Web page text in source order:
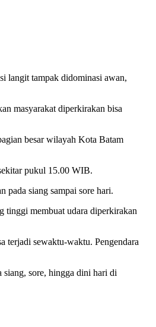
langit tampak didominasi awan,
masyarakat diperkirakan bisa
besar wilayah Kota Batam
pukul 15.00 WIB.
pada siang sampai sore hari.
tinggi membuat udara diperkirakan
terjadi sewaktu-waktu. Pengendara
siang, sore, hingga dini hari di